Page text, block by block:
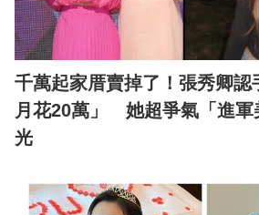
千萬起家厝賣掉了！張秀卿認
月花20萬」 她超爭氣「進軍
光